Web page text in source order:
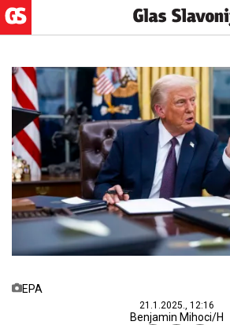
EPA
21.1.2025., 12:16
Benjamin Mihoci/H